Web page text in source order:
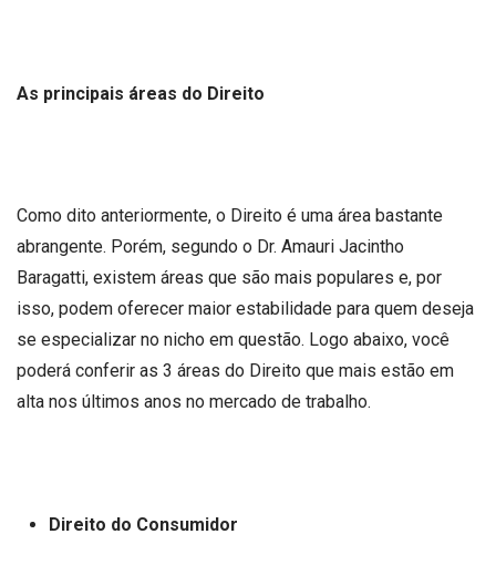
As principais áreas do Direito
Como dito anteriormente, o Direito é uma área bastante
abrangente. Porém, segundo o Dr. Amauri Jacintho
Baragatti, existem áreas que são mais populares e, por
isso, podem oferecer maior estabilidade para quem deseja
se especializar no nicho em questão. Logo abaixo, você
poderá conferir as 3 áreas do Direito que mais estão em
alta nos últimos anos no mercado de trabalho.
Direito do Consumidor